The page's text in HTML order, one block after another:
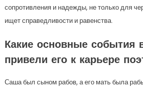
сопротивления и надежды, не только для
ищет справедливости и равенства.
Какие основные события
привели его к карьере
Саша был сыном рабов, а его мать была